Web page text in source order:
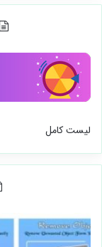
لیست کامل